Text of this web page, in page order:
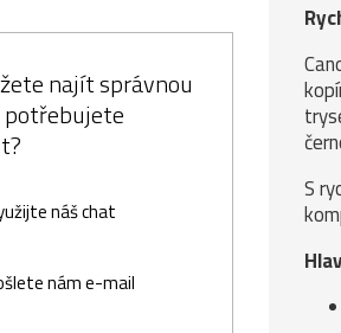
najít správnou
potřebujete
náš chat
nám e-mail
S